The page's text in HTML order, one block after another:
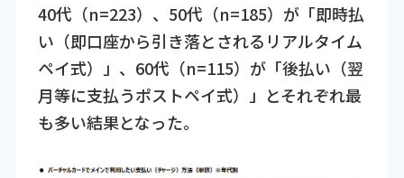
40代（n=223）、50代（n=185）が「即時払
い（即口座から引き落とされるリアルタイム
ペイ式）」、60代（n=115）が「後払い（翌
月等に支払うポストペイ式）」とそれぞれ最
も多い結果となった。